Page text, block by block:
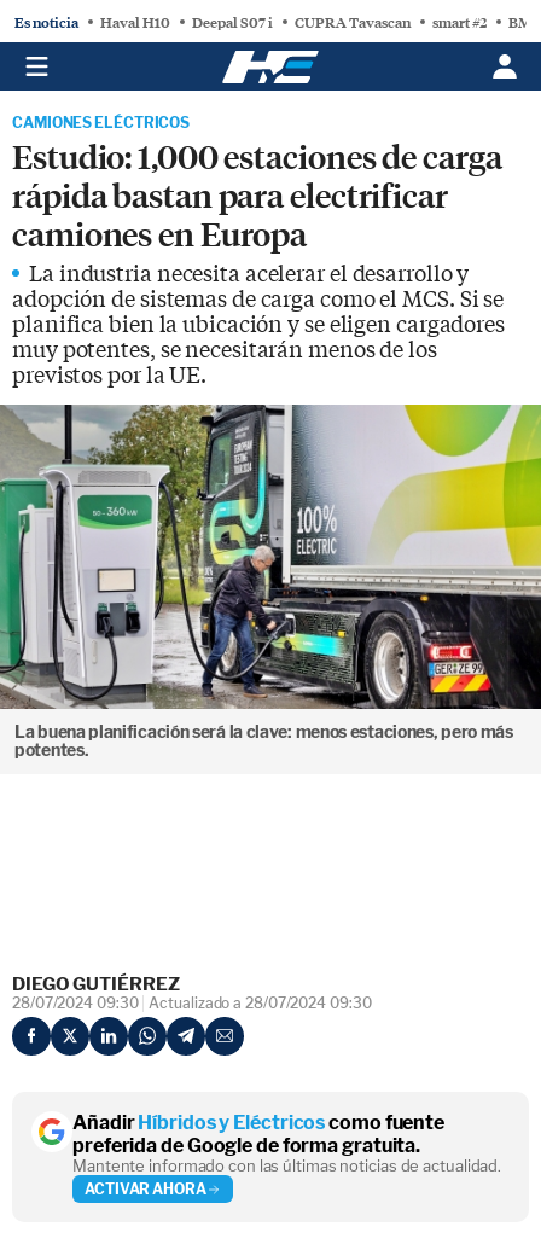
Es noticia Haval H10 Deepal S07 i CUPRA Tavascan smart #2
CAMIONES ELÉCTRICOS
Estudio: 1,000 estaciones de carga
rápida bastan para electrificar
camiones en Europa
La industria necesita acelerar el desarrollo y
adopción de sistemas de carga como el MCS. Si se
planifica bien la ubicación y se eligen cargadores
muy potentes, se necesitarán menos de los
previstos por la UE.
La buena planificación será la clave: menos estaciones, pero más
potentes.
DIEGO GUTIÉRREZ
28/07/2024 09:30 Actualizado a 28/07/2024 09:30
AñadirHíbridos y Eléctricoscomo fuente
preferida de Google de forma gratuita.
Mantente informado con las últimas noticias de actualidad.
ACTIVAR AHORA